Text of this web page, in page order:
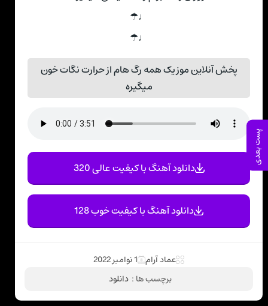
پست بعدی
♩☂
♩☂
پخش آنلاین موزیک همه رگ هام از حرارت نگات خون
میگیره
دانلود آهنگ با کیفیت عالی 320
دانلود آهنگ با کیفیت خوب 128
عماد آرام 1 نوامبر 2022
برچسب ها : دانلود